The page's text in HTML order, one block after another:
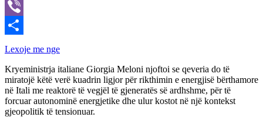
X
Viber
Share
Lexoje me nge
Kryeministrja italiane Giorgia Meloni njoftoi se qeveria do të
miratojë këtë verë kuadrin ligjor për rikthimin e energjisë bërthamore
në Itali me reaktorë të vegjël të gjeneratës së ardhshme, për të
forcuar autonominë energjetike dhe ulur kostot në një kontekst
gjeopolitik të tensionuar.